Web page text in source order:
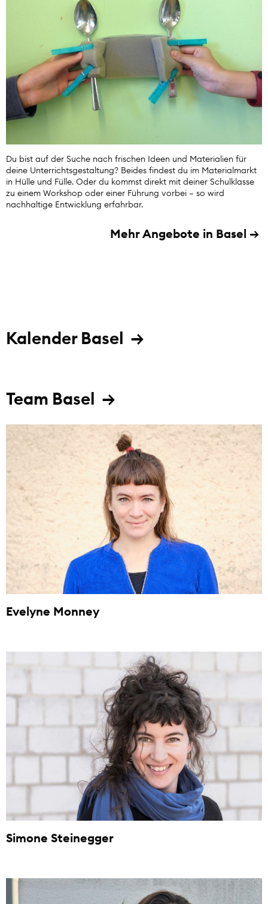
Du bist auf der Suche nach frischen Ideen und Materialien für
deine Unterrichtsgestaltung? Beides findest du im Materialmarkt
in Hülle und Fülle. Oder du kommst direkt mit deiner Schulklasse
zu einem Workshop oder einer Führung vorbei – so wird
nachhaltige Entwicklung erfahrbar.
Mehr Angebote in Basel
Kalender Basel →
Team Basel →
Evelyne Monney
Simone Steinegger